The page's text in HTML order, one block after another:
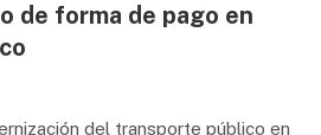
de forma de pago en
del transporte público en